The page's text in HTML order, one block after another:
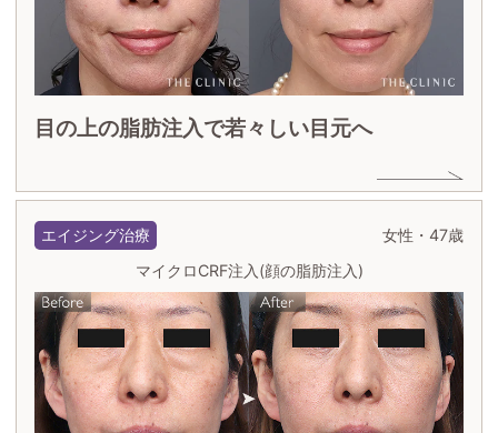
目の上の脂肪注入で若々しい目元へ
エイジング治療
女性・47歳
マイクロCRF注入(顔の脂肪注入)